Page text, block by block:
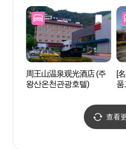
周王山温泉观光酒店 (주
왕산온천관광호텔)
[
품
查看